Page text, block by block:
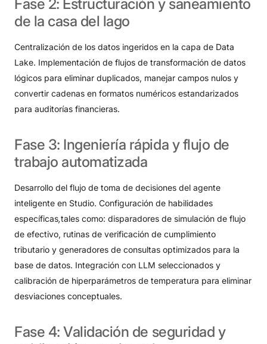
Fase 2: Estructuración y saneamiento
de la casa del lago
Centralización de los datos ingeridos en la capa de Data
Lake. Implementación de flujos de transformación de datos
lógicos para eliminar duplicados, manejar campos nulos y
convertir cadenas en formatos numéricos estandarizados
para auditorías financieras.
Fase 3: Ingeniería rápida y flujo de
trabajo automatizada
Desarrollo del flujo de toma de decisiones del agente
inteligente en Studio. Configuración de habilidades
específicas,tales como: disparadores de simulación de flujo
de efectivo, rutinas de verificación de cumplimiento
tributario y generadores de consultas optimizados para la
base de datos. Integración con LLM seleccionados y
calibración de hiperparámetros de temperatura para eliminar
desviaciones conceptuales.
Fase 4: Validación de seguridad y